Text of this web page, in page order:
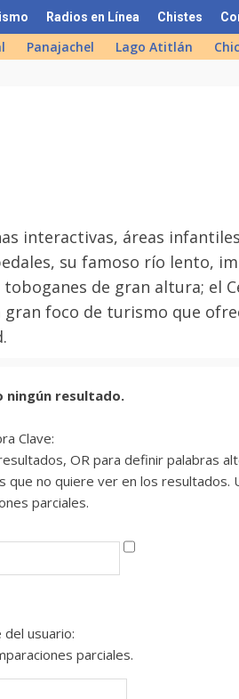
Radios en Línea Chistes
Panajachel Lago Atitlán
interactivas, áreas
su famoso río lento,
de gran altura; el
gran foco de turismo que
ningún resultado.
Clave:
OR para definir palabras
no quiere ver en los resultados.
parciales.
usuario:
parciales.